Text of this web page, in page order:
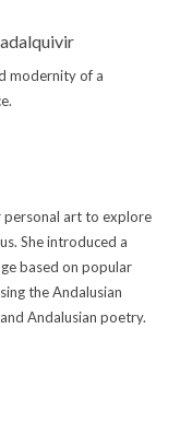
modernity of a
personal art to explore
She introduced a
based on popular
the Andalusian
Andalusian poetry.